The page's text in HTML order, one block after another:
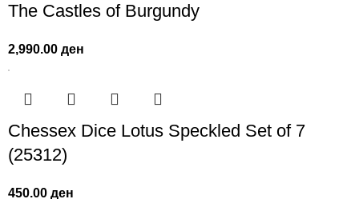
The Castles of Burgundy
2,990.00ден
Chessex Dice Lotus Speckled Set of 7
(25312)
450.00ден